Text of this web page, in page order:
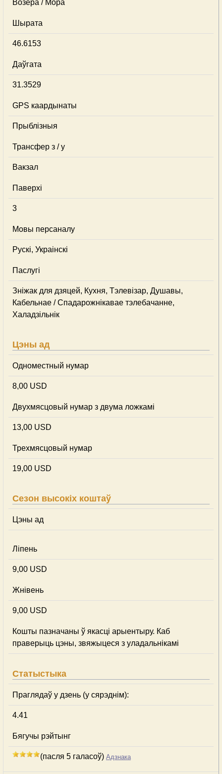
Возера / Мора
Шырата
46.6153
Даўгата
31.3529
GPS каардынаты
Прыблізныя
Трансфер з / у
Вакзал
Паверхі
3
Мовы персаналу
Рускі, Украінскі
Паслугі
Зніжак для дзяцей, Кухня, Тэлевізар, Душавы,
Кабельнае / Спадарожнiкавае тэлебачанне,
Халадзільнік
Цэны ад
Одноместный нумар
8,00 USD
Двухмясцовый нумар з двума ложкамі
13,00 USD
Трехмясцовый нумар
19,00 USD
Сезон высокіх коштаў
Цэны ад
Ліпень
9,00 USD
Жнівень
9,00 USD
Кошты пазначаны ў якасці арыентыру. Каб
праверыць цэны, звяжыцеся з уладальнікамі
Статыстыка
Праглядаў у дзень (у сярэднім):
4.41
Бягучы рэйтынг
(пасля 5 галасоў) Адзнака